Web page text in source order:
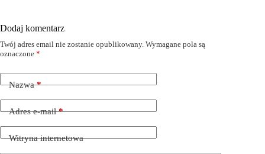
Dodaj komentarz
Twój adres email nie zostanie opublikowany. Wymagane pola są
oznaczone *
Nazwa*
Adres e-mail*
Witryna internetowa